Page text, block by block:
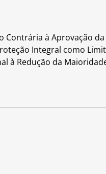
Contrária à Aprovação da
Integral como
à Redução da